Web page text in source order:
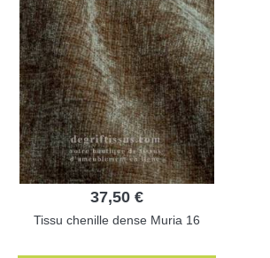
37,50 €
Tissu chenille dense Muria 16